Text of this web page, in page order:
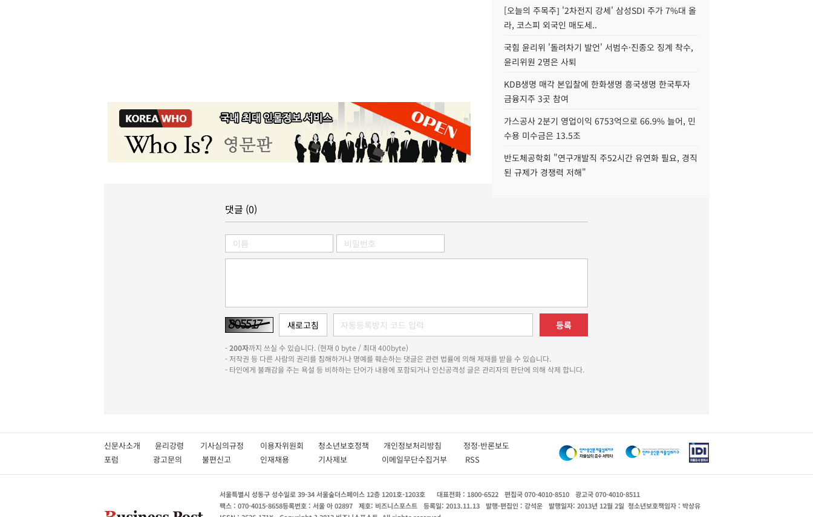
[오늘의 주목주] '2차전지 강세' 삼성SDI 주가 7%대 올
라, 코스피 외국인 매도세..
국힘 윤리위 '돌려차기 발언' 서범수·진종오 징계 착수,
윤리위원 2명은 사퇴
KDB생명 매각 본입찰에 한화생명 흥국생명 한국투자
금융지주 3곳 참여
가스공사 2분기 영업이익 6753억으로 66.9% 늘어, 민
수용 미수금은 13.5조
반도체공학회 "연구개발직 주52시간 유연화 필요, 경직
된 규제가 경쟁력 저해"
댓글 (0)
등록
-200자까지 쓰실 수 있습니다. (현재 0 byte / 최대 400byte)
- 저작권 등 다른 사람의 권리를 침해하거나 명예를 훼손하는 댓글은 관련 법률에 의해 제재를 받을 수 있습니다.
- 타인에게 불쾌감을 주는 욕설 등 비하하는 단어가 내용에 포함되거나 인신공격성 글은 관리자의 판단에 의해 삭제 합니다.
신문사소개 윤리강령 기사심의규정 이용자위원회 청소년보호정책 개인정보처리방침 정정·반론보도
포럼
광고문의 불편신고 인재채용 기사제보 이메일무단수집거부 RSS
서울특별시 성동구 성수일로 39-34 서울숲더스페이스 12층 1201호-1203호 대표전화 : 1800-6522 편집국 070-4010-8510
광고국 070-4010-8511
팩스 : 070-4015-8658등록번호 : 서울 아 02897 제호: 비즈니스포스트 등록일: 2013.11.13 발행·편집인 : 강석운 발행일자: 2013년 12월 2일 청소년보호책임자 : 박상유